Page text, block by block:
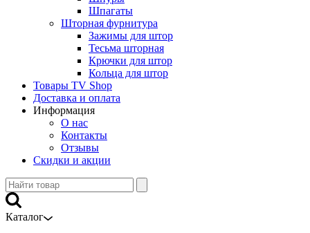
Шпагаты
Шторная фурнитура
Зажимы для штор
Тесьма шторная
Крючки для штор
Кольца для штор
Товары TV Shop
Доставка и оплата
Информация
О нас
Контакты
Отзывы
Скидки и акции
Каталог